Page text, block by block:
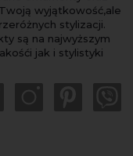
wyjątkowość,ale
stylizacji.
są na najwyższym
jak i stylistyki